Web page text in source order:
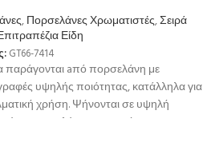
,Πορσελάνες Χρωματιστές,Σειρά
Είδη
GT66-7414
παράγονται aπό πορσελάνη με
υψηλής ποιότητας, κατάλληλα για
χρήση. Ψήνονται σε υψηλή
για μεγαλύτερη αντοχή